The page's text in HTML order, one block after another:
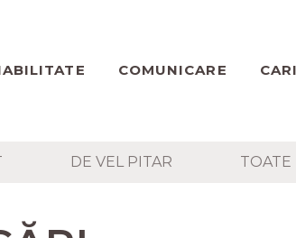
COMUNICARE
DE VEL PITAR TOATE